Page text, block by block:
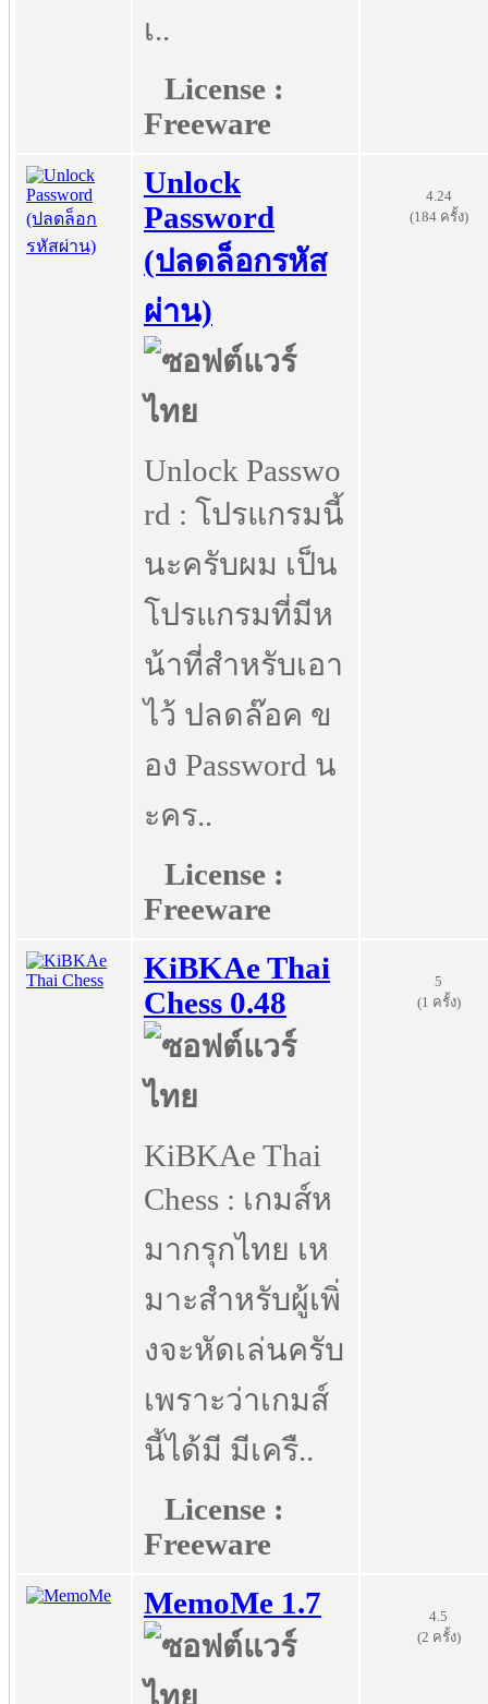
เ..
License :
Freeware
Unlock
Password
(ปลดล็อกรหัส
ผ่าน)
Unlock Passwo
rd : โปรแกรมนี้
นะครับผม เป็น
โปรแกรมที่มีห
น้าที่สำหรับเอา
ไว้ ปลดล๊อค ข
อง Password น
ะคร..
License :
Freeware
4.24
(184 ครั้ง)
KiBKAe Thai
Chess 0.48
KiBKAe Thai
Chess : เกมส์ห
มากรุกไทย เห
มาะสำหรับผู้เพิ่
งจะหัดเล่นครับ
เพราะว่าเกมส์
นี้ได้มี มีเครื..
License :
Freeware
5
(1 ครั้ง)
MemoMe 1.7
4.5
(2 ครั้ง)